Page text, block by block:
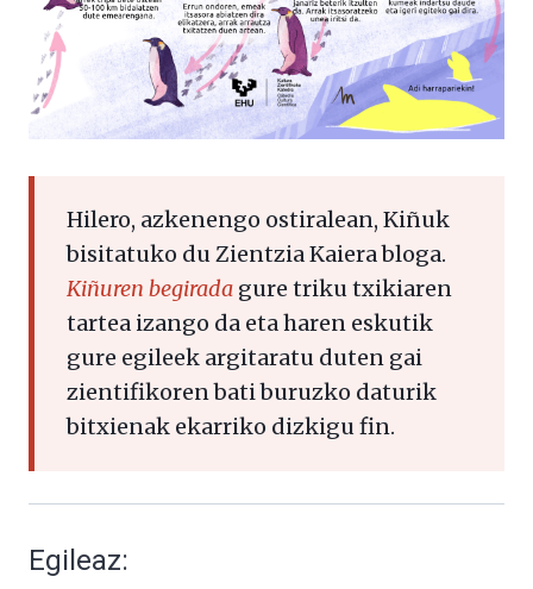
Hilero, azkenengo ostiralean, Kiñuk
bisitatuko du Zientzia Kaiera bloga.
Kiñuren begirada gure triku txikiaren
tartea izango da eta haren eskutik
gure egileek argitaratu duten gai
zientifikoren bati buruzko daturik
bitxienak ekarriko dizkigu fin.
Egileaz: